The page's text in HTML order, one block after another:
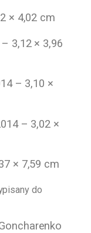
× 4,02 cm
3,12 × 3,96
– 3,10 ×
– 3,02 ×
× 7,59 cm
do